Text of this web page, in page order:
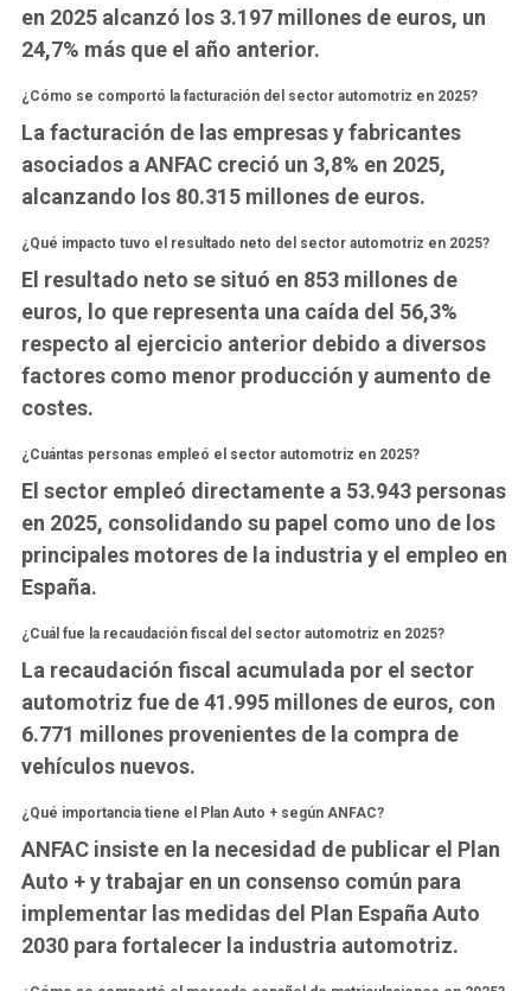
en 2025 alcanzó los 3.197 millones de euros, un
24,7% más que el año anterior.
¿Cómo se comportó la facturación del sector automotriz en 2025?
La facturación de las empresas y fabricantes
asociados a ANFAC creció un 3,8% en 2025,
alcanzando los 80.315 millones de euros.
¿Qué impacto tuvo el resultado neto del sector automotriz en 2025?
El resultado neto se situó en 853 millones de
euros, lo que representa una caída del 56,3%
respecto al ejercicio anterior debido a diversos
factores como menor producción y aumento de
costes.
¿Cuántas personas empleó el sector automotriz en 2025?
El sector empleó directamente a 53.943 personas
en 2025, consolidando su papel como uno de los
principales motores de la industria y el empleo en
España.
¿Cuál fue la recaudación fiscal del sector automotriz en 2025?
La recaudación fiscal acumulada por el sector
automotriz fue de 41.995 millones de euros, con
6.771 millones provenientes de la compra de
vehículos nuevos.
¿Qué importancia tiene el Plan Auto + según ANFAC?
ANFAC insiste en la necesidad de publicar el Plan
Auto + y trabajar en un consenso común para
implementar las medidas del Plan España Auto
2030 para fortalecer la industria automotriz.